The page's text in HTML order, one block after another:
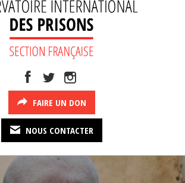
FAIRE UN DON
NOUS CONTACTER